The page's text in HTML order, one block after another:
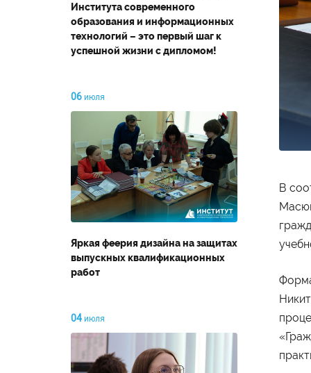
Института современного
образования и информационных
технологий – это первый шаг к
успешной жизни с дипломом!
06 июля
Яркая феерия дизайна на защитах
выпускных квалификационных
работ
04 июля
В